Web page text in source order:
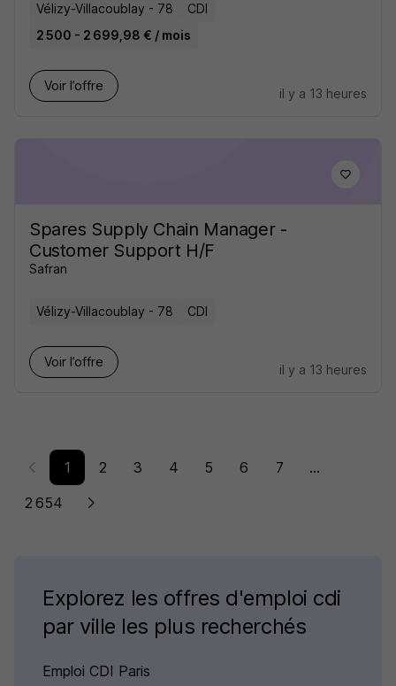
Vélizy-Villacoublay - 78
CDI
2 500 - 2 699,98 € / mois
Voir l’offre
il y a 13 heures
Spares Supply Chain Manager -
Customer Support H/F
Safran
Vélizy-Villacoublay - 78 CDI
Voir l’offre
il y a 13 heures
1 2 3 4 5 6 7
...
2 654
Explorez les offres d'emploi cdi
par ville les plus recherchés
Emploi CDI Paris